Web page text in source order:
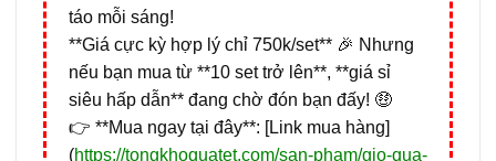
táo mỗi sáng!
**Giá cực kỳ hợp lý chỉ 750k/set** 🎉 Nhưng
nếu bạn mua từ **10 set trở lên**, **giá sỉ
siêu hấp dẫn** đang chờ đón bạn đấy! 🤑
👉 **Mua ngay tại đây**: [Link mua hàng]
(https://tongkhoquatet.com/san-pham/gio-qua-